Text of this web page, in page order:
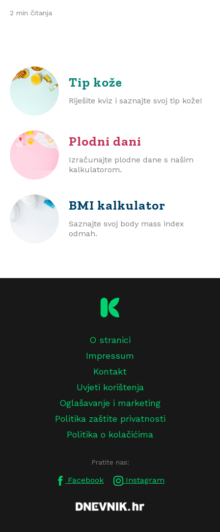
2 min čitanja
Tip kože
Riješite kviz i saznajte svoj tip kože!
Plodni dani
Izračunajte plodne dane s našim
kalkulatorom.
BMI kalkulator
Saznajte svoj body mass index
odmah.
O stranici
Impressum
Kontakt
Uvjeti korištenja
Oglašavanje i marketing
Politika zaštite privatnosti
Politika o kolačićima
Pratite nas:
Facebook Instagram